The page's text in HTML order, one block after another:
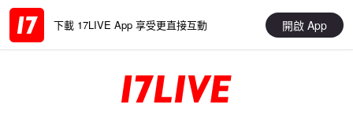
下載 17LIVE App 享受更直接互動 開啟 App